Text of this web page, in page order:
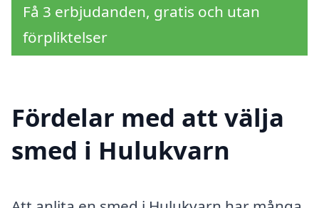
Få 3 erbjudanden, gratis och utan
förpliktelser
Fördelar med att välja
smed i Hulukvarn